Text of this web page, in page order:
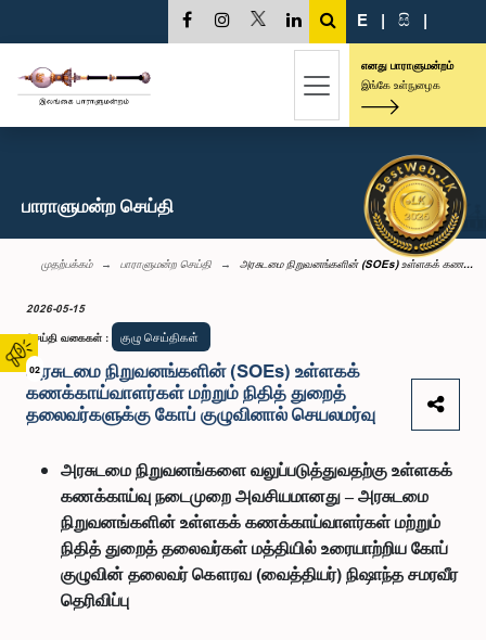
02
E | සි |
எனது பாராளுமன்றம்
இங்கே உள்நுழைக
பாராளுமன்ற செய்தி
முதற்பக்கம் பாராளுமன்ற செய்தி அரசுடமை நிறுவனங்களின் (SOEs) உள்ளகக் கண...
2026-05-15
செய்தி வகைகள் : குழு செய்திகள்
அரசுடமை நிறுவனங்களின் (SOEs) உள்ளகக்
கணக்காய்வாளர்கள் மற்றும் நிதித் துறைத்
தலைவர்களுக்கு கோப் குழுவினால் செயலமர்வு
அரசுடமை நிறுவனங்களை வலுப்படுத்துவதற்கு உள்ளகக்
கணக்காய்வு நடைமுறை அவசியமானது – அரசுடமை
நிறுவனங்களின் உள்ளகக் கணக்காய்வாளர்கள் மற்றும்
நிதித் துறைத் தலைவர்கள் மத்தியில் உரையாற்றிய கோப்
குழுவின் தலைவர் கௌரவ (வைத்தியர்) நிஷாந்த சமரவீர
தெரிவிப்பு